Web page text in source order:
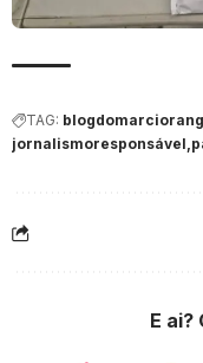
TAG:
jornalismoresponsável
E ai?